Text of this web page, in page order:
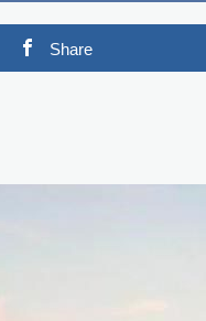
Share